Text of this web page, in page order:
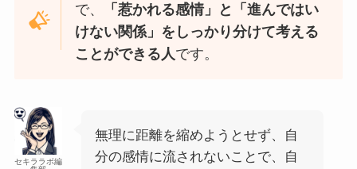
で、
「惹かれる感情」と「進んではい
けない関係」をしっかり分けて考える
ことができる人 です。
セキララボ編
無理に距離を縮めようとせず、自
分の感情に流されないことで、自